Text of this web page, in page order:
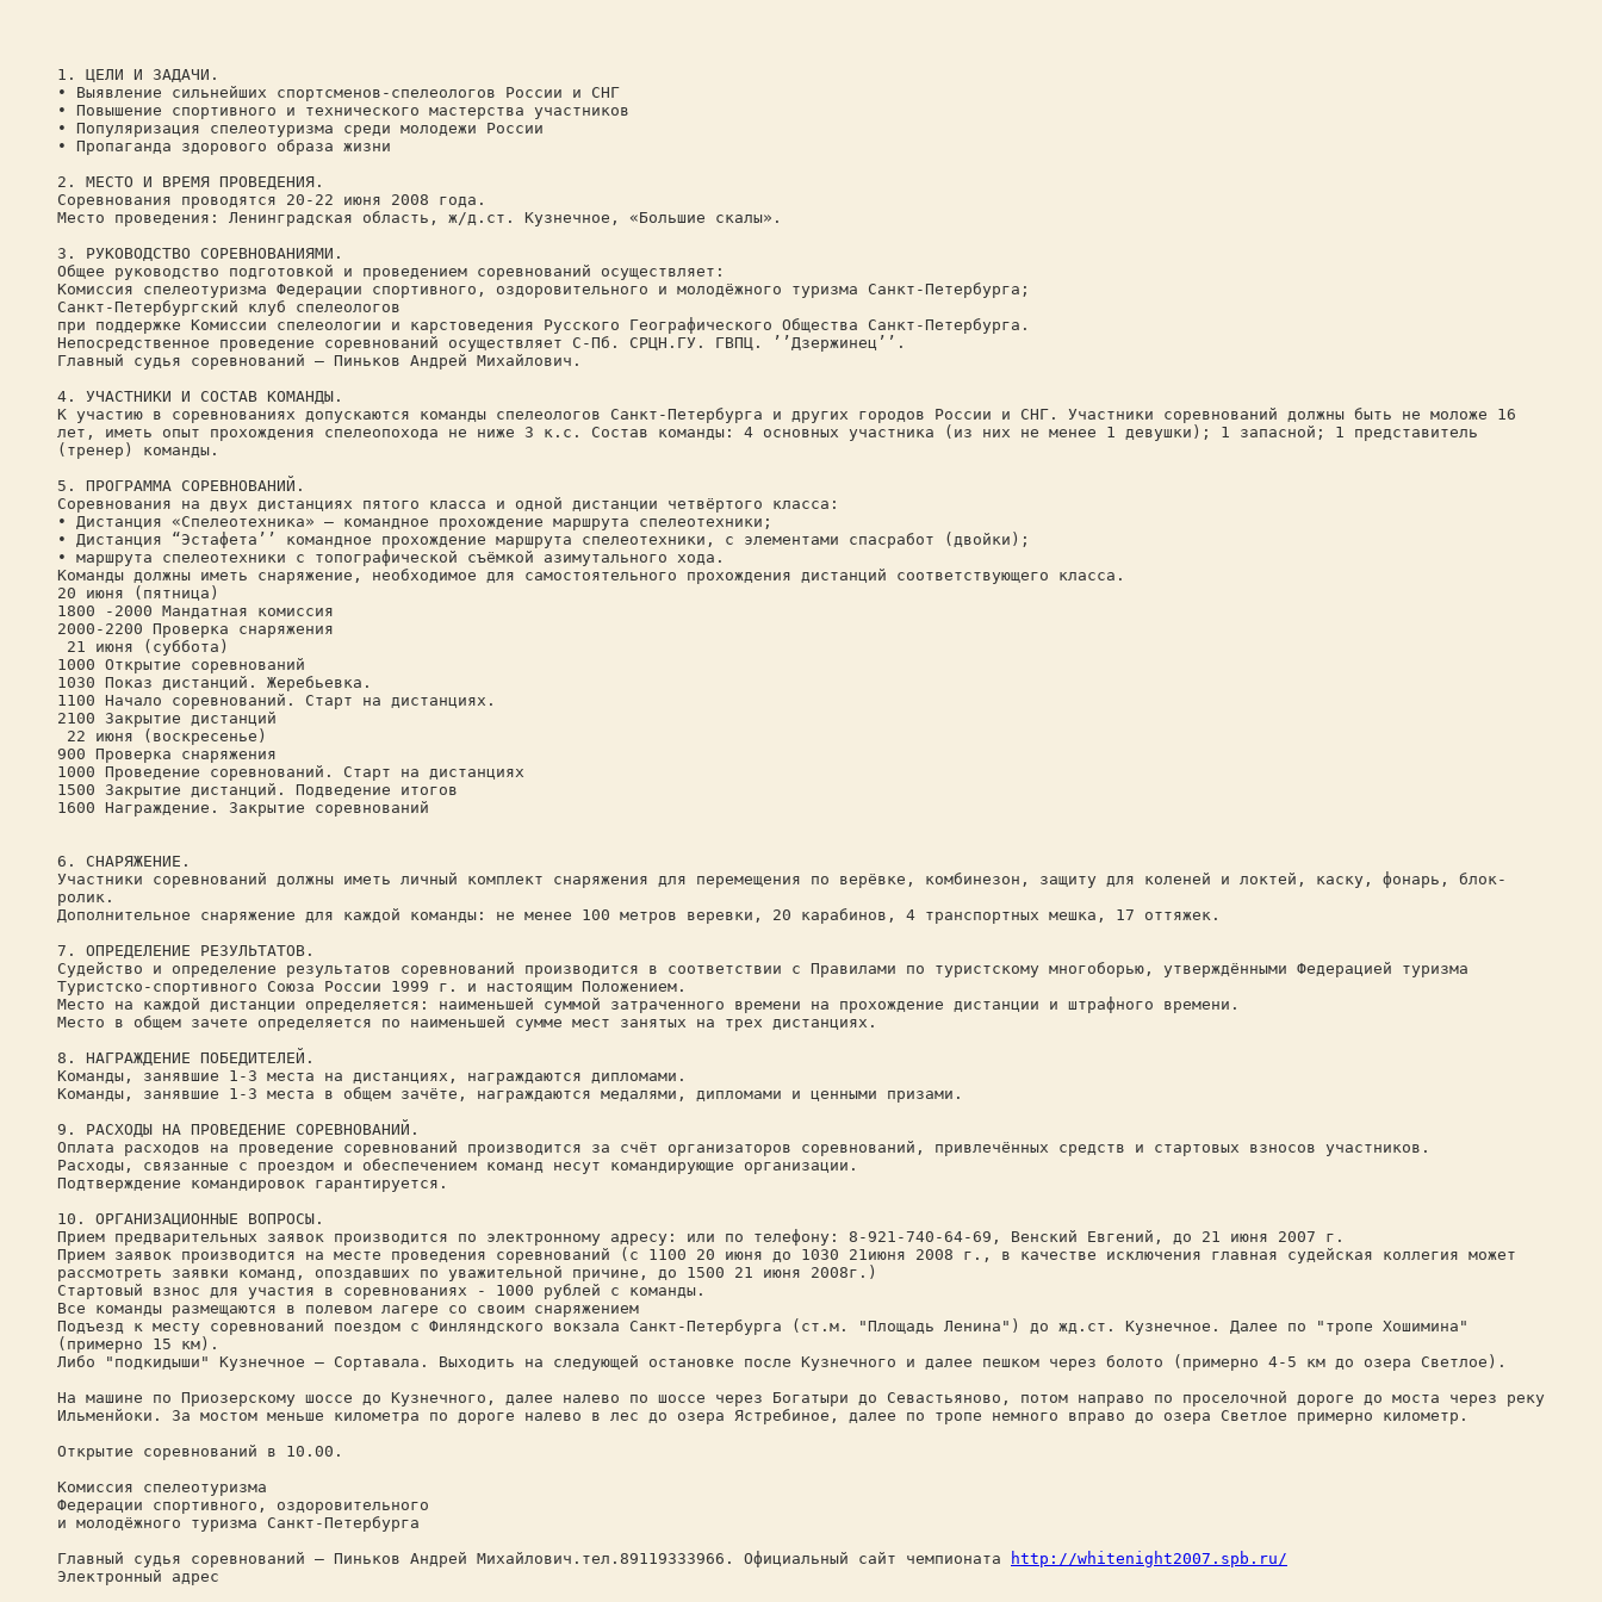
1. ЦЕЛИ И ЗАДАЧИ.
• Выявление сильнейших спортсменов-спелеологов России и СНГ
• Повышение спортивного и технического мастерства участников
• Популяризация спелеотуризма среди молодежи России
• Пропаганда здорового образа жизни
2. МЕСТО И ВРЕМЯ ПРОВЕДЕНИЯ.
Соревнования проводятся 20-22 июня 2008 года.
Место проведения: Ленинградская область, ж/д.ст. Кузнечное, «Большие скалы».
3. РУКОВОДСТВО СОРЕВНОВАНИЯМИ.
Общее руководство подготовкой и проведением соревнований осуществляет:
Комиссия спелеотуризма Федерации спортивного, оздоровительного и молодёжного туризма Санкт-Петербурга;
Санкт-Петербургский клуб спелеологов
при поддержке Комиссии спелеологии и карстоведения Русского Географического Общества Санкт-Петербурга.
Непосредственное проведение соревнований осуществляет C-Пб. СРЦН.ГУ. ГВПЦ. ’’Дзержинец’’.
Главный судья соревнований – Пиньков Андрей Михайлович.
4. УЧАСТНИКИ И СОСТАВ КОМАНДЫ.
К участию в соревнованиях допускаются команды спелеологов Санкт-Петербурга и других городов России и СНГ. Участники соревнований должны быть не моложе 16
лет, иметь опыт прохождения спелеопохода не ниже 3 к.с. Состав команды: 4 основных участника (из них не менее 1 девушки); 1 запасной; 1 представитель
(тренер) команды.
5. ПРОГРАММА СОРЕВНОВАНИЙ.
Соревнования на двух дистанциях пятого класса и одной дистанции четвёртого класса:
• Дистанция «Спелеотехника» – командное прохождение маршрута спелеотехники;
• Дистанция “Эстафета’’ командное прохождение маршрута спелеотехники, с элементами спасработ (двойки);
• маршрута спелеотехники с топографической съёмкой азимутального хода.
Команды должны иметь снаряжение, необходимое для самостоятельного прохождения дистанций соответствующего класса.
20 июня (пятница)
1800 -2000 Мандатная комиссия
2000-2200 Проверка снаряжения
21 июня (суббота)
1000 Открытие соревнований
1030 Показ дистанций. Жеребьевка.
1100 Начало соревнований. Старт на дистанциях.
2100 Закрытие дистанций
22 июня (воскресенье)
900 Проверка снаряжения
1000 Проведение соревнований. Старт на дистанциях
1500 Закрытие дистанций. Подведение итогов
1600 Награждение. Закрытие соревнований
6. СНАРЯЖЕНИЕ.
Участники соревнований должны иметь личный комплект снаряжения для перемещения по верёвке, комбинезон, защиту для коленей и локтей, каску, фонарь, блок-
ролик.
Дополнительное снаряжение для каждой команды: не менее 100 метров веревки, 20 карабинов, 4 транспортных мешка, 17 оттяжек.
7. ОПРЕДЕЛЕНИЕ РЕЗУЛЬТАТОВ.
Судейство и определение результатов соревнований производится в соответствии с Правилами по туристскому многоборью, утверждёнными Федерацией туризма
Туристско-спортивного Союза России 1999 г. и настоящим Положением.
Место на каждой дистанции определяется: наименьшей суммой затраченного времени на прохождение дистанции и штрафного времени.
Место в общем зачете определяется по наименьшей сумме мест занятых на трех дистанциях.
8. НАГРАЖДЕНИЕ ПОБЕДИТЕЛЕЙ.
Команды, занявшие 1-3 места на дистанциях, награждаются дипломами.
Команды, занявшие 1-3 места в общем зачёте, награждаются медалями, дипломами и ценными призами.
9. РАСХОДЫ НА ПРОВЕДЕНИЕ СОРЕВНОВАНИЙ.
Оплата расходов на проведение соревнований производится за счёт организаторов соревнований, привлечённых средств и стартовых взносов участников.
Расходы, связанные с проездом и обеспечением команд несут командирующие организации.
Подтверждение командировок гарантируется.
10. ОРГАНИЗАЦИОННЫЕ ВОПРОСЫ.
Прием предварительных заявок производится по электронному адресу: или по телефону: 8-921-740-64-69, Венский Евгений, до 21 июня 2007 г.
Прием заявок производится на месте проведения соревнований (с 1100 20 июня до 1030 21июня 2008 г., в качестве исключения главная судейская коллегия может
рассмотреть заявки команд, опоздавших по уважительной причине, до 1500 21 июня 2008г.)
Стартовый взнос для участия в соревнованиях - 1000 рублей с команды.
Все команды размещаются в полевом лагере со своим снаряжением
Подъезд к месту соревнований поездом с Финляндского вокзала Санкт-Петербурга (ст.м. "Площадь Ленина") до жд.ст. Кузнечное. Далее по "тропе Хошимина"
(примерно 15 км).
Либо "подкидыши" Кузнечное – Сортавала. Выходить на следующей остановке после Кузнечного и далее пешком через болото (примерно 4-5 км до озера Светлое).
На машине по Приозерскому шоссе до Кузнечного, далее налево по шоссе через Богатыри до Севастьяново, потом направо по проселочной дороге до моста через реку
Ильменйоки. За мостом меньше километра по дороге налево в лес до озера Ястребиное, далее по тропе немного вправо до озера Светлое примерно километр.
Открытие соревнований в 10.00.
Комиссия спелеотуризма
Федерации спортивного, оздоровительного
и молодёжного туризма Санкт-Петербурга
Главный судья соревнований – Пиньков Андрей Михайлович.тел.89119333966. Официальный сайт чемпионата
http://whitenight2007.spb.ru/
Электронный адрес